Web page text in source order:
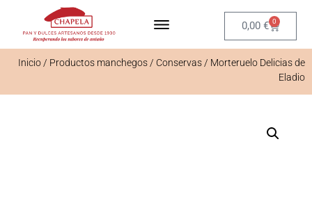
0,00 € 0
Inicio/ Productos manchegos/ Conservas/ Morteruelo Delicias de
Eladio